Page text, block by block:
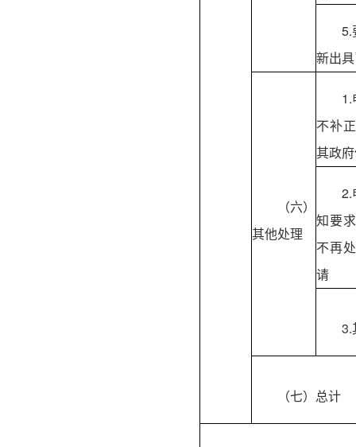
5.
新出
（六）
其他处理
不补
其政
2.
知要
不再
请
3.
（七）总计